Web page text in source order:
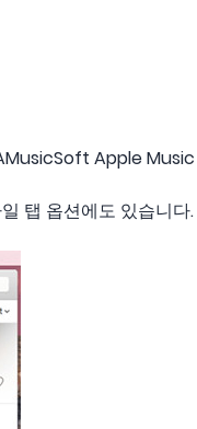
Apple
탭 옵션에도 있습니다